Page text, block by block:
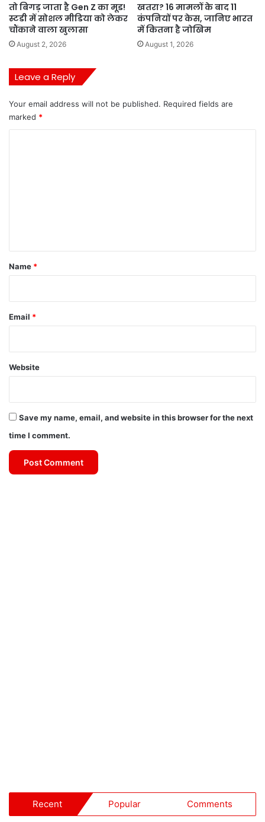
तो बिगड़ जाता है Gen Z का मूड!
स्टडी में सोशल मीडिया को लेकर
चौंकाने वाला खुलासा
August 2, 2026
खतरा? 16 मामलों के बाद 11
कंपनियों पर केस, जानिए भारत
में कितना है जोखिम
August 1, 2026
Leave a Reply
Your email address will not be published. Required fields are
marked *
*
Name *
Email *
Website
Save my name, email, and website in this browser for the next
time I comment.
Recent Popular Comments